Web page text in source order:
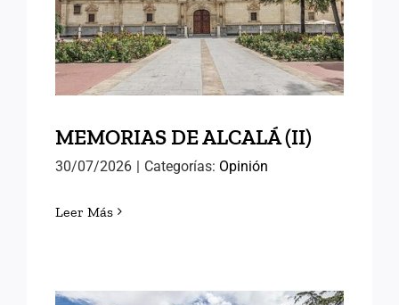
MEMORIAS DE ALCALÁ (II)
MEMORIAS DE ALCALÁ (II)
30/07/2026 | Categorías: Opinión
Leer Más